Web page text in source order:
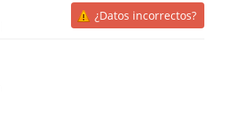
¿Datos incorrectos?